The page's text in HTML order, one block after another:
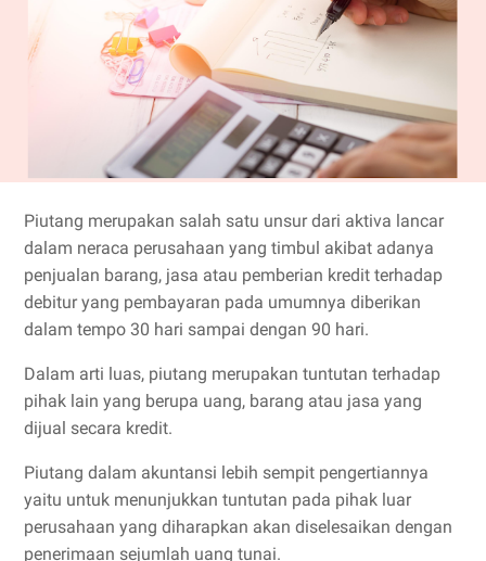
Piutang merupakan salah satu unsur dari aktiva lancar
dalam neraca perusahaan yang timbul akibat adanya
penjualan barang, jasa atau pemberian kredit terhadap
debitur yang pembayaran pada umumnya diberikan
dalam tempo 30 hari sampai dengan 90 hari.
Dalam arti luas, piutang merupakan tuntutan terhadap
pihak lain yang berupa uang, barang atau jasa yang
dijual secara kredit.
Piutang dalam akuntansi lebih sempit pengertiannya
yaitu untuk menunjukkan tuntutan pada pihak luar
perusahaan yang diharapkan akan diselesaikan dengan
penerimaan sejumlah uang tunai.